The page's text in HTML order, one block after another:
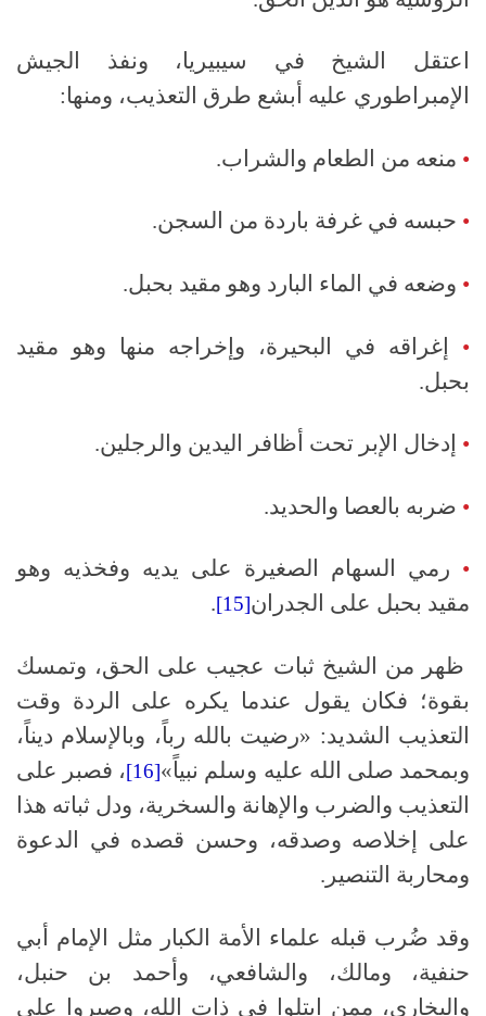
اعتقل الشيخ في سيبيريا، ونفذ الجيش
الإمبراطوري عليه أبشع طرق التعذيب، ومنها:
• منعه من الطعام والشراب.
• حبسه في غرفة باردة من السجن.
• وضعه في الماء البارد وهو مقيد بحبل.
• إغراقه في البحيرة، وإخراجه منها وهو مقيد
بحبل.
• إدخال الإبر تحت أظافر اليدين والرجلين.
• ضربه بالعصا والحديد.
• رمي السهام الصغيرة على يديه وفخذيه وهو
مقيد بحبل على الجدران[15]
.
ظهر من الشيخ ثبات عجيب على الحق، وتمسك
بقوة؛ فكان يقول عندما يكره على الردة وقت
التعذيب الشديد: «رضيت بالله رباً، وبالإسلام ديناً،
وبمحمد صلى الله عليه وسلم نبياً»[16]
، فصبر على
التعذيب والضرب والإهانة والسخرية، ودل ثباته هذا
على إخلاصه وصدقه، وحسن قصده في الدعوة
ومحاربة التنصير.
وقد ضُرب قبله علماء الأمة الكبار مثل الإمام أبي
حنفية، ومالك، والشافعي، وأحمد بن حنبل،
والبخاري، ممن ابتلوا في ذات الله، وصبروا على